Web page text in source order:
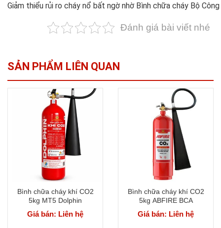
Giảm thiểu rủi ro cháy nổ bất ngờ nhờ Bình chữa cháy Bộ Công
Đánh giá bài viết nhé
SẢN PHẨM LIÊN QUAN
Bình chữa cháy khí CO2
5kg MT5 Dolphin
Giá bán: Liên hệ
Bình chữa cháy khí CO2
5kg ABFIRE BCA
Giá bán: Liên hệ